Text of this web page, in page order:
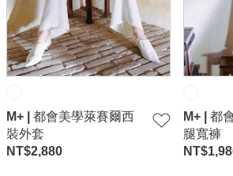
M+ | 都會美學萊賽爾西
裝外套
NT$2,880
M+ | 都
腿寬褲
NT$